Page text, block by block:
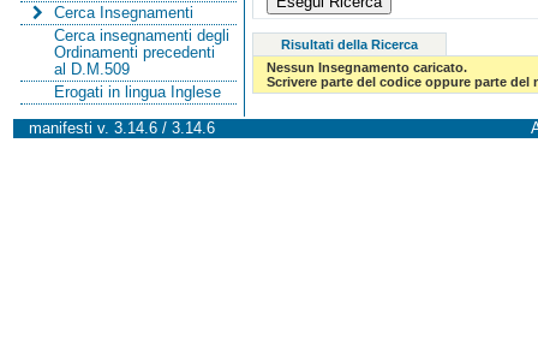
Cerca Insegnamenti
Cerca insegnamenti degli
Ordinamenti precedenti
al D.M.509
Erogati in lingua Inglese
Risultati della Ricerca
Nessun Insegnamento caricato.
Scrivere parte del codice oppure parte
manifesti v. 3.14.6 / 3.14.6